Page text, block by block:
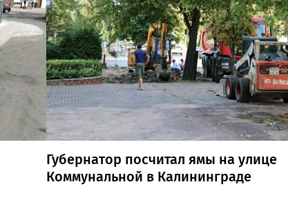
Губернатор посчитал ямы на улице
Коммунальной в Калининграде